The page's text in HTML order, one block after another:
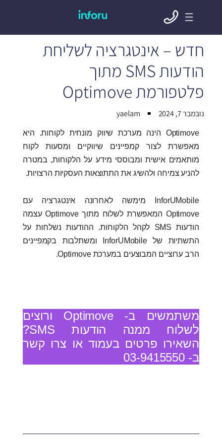
חדש – אינטגרציה לשליחת
הודעות SMS מתוך
פלטפורמת Optimove
נובמבר 7, 2024 yaelam
Optimove הינה מערכת שיווק מונחית לקוחות. היא
מאפשרת לצור קמפיינים שיווקיים ומסעות לקוח
מותאמים אישית ומבוססי מידע על הלקוחות, במטרה
להניע צמיחה ולהשיג את התתוצאות העסקיות הרצויות.
InforUMobile מימשה לאחרונה אינטגרציה עם
Optimove המאפשרת לשלוח מתוך Optimove עצמה
הודעות SMS לקהל הלקוחות. ההודעות נשלחות על
התשתיות של InforUMobile ומשתלבות בקמפיינים
הרב ערוציים המבוצעים במערכת Optimove.
משתמשים ב- Optimove ורוצים
לשלוח ממנה הודעות SMS?
השאירו פרטים בעמוד או צרו קשר
ב- 03-9415550